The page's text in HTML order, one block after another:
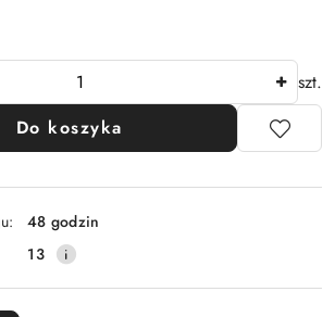
szt.
Do koszyka
48 godzin
13